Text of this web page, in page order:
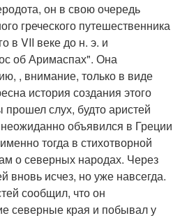
он в свою очередь
греческого путешественника
в VII веке до н. э. и
об Аримаспах". Она
, внимание, только в виде
история создания этого
слух, будто аристей
объявился в Греции
тогда в стихотворной
о северных народах. Через
вновь исчез, но уже навсегда.
сообщил, что он
северные края и побывал у